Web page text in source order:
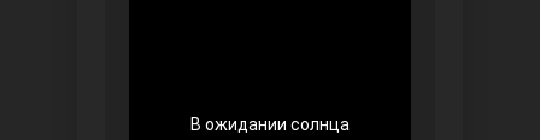
Игра судьбы
В ожидании солнца